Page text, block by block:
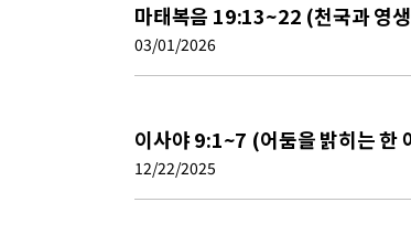
마태복음 19:13~22 (천국과 영
03/01/2026
이사야 9:1~7 (어둠을 밝히는 한
12/22/2025